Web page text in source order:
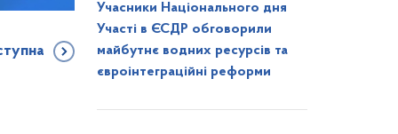
Учасники Національного дня
Участі в ЄСДР обговорили
майбутнє водних ресурсів та
євроінтеграційні реформи